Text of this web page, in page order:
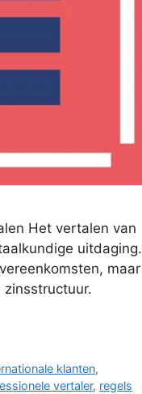
Het vertalen van
uitdaging.
maar
klanten,
vertaler, regels